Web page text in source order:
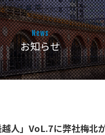
News
お知らせ
人」VoL.7に弊社梅北